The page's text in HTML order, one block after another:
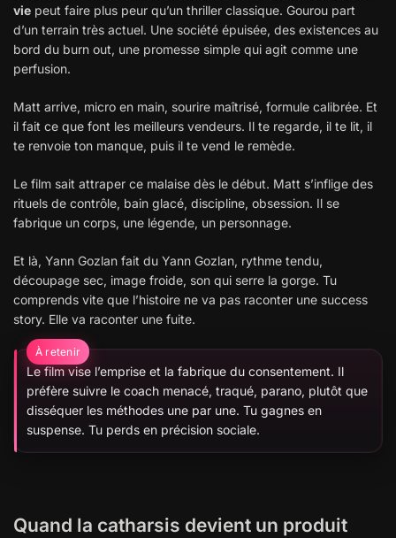
vie peut faire plus peur qu’un thriller classique. Gourou part
d’un terrain très actuel. Une société épuisée, des existences au
bord du burn out, une promesse simple qui agit comme une
perfusion.
Matt arrive, micro en main, sourire maîtrisé, formule calibrée. Et
il fait ce que font les meilleurs vendeurs. Il te regarde, il te lit, il
te renvoie ton manque, puis il te vend le remède.
Le film sait attraper ce malaise dès le début. Matt s’inflige des
rituels de contrôle, bain glacé, discipline, obsession. Il se
fabrique un corps, une légende, un personnage.
Et là, Yann Gozlan fait du Yann Gozlan, rythme tendu,
découpage sec, image froide, son qui serre la gorge. Tu
comprends vite que l’histoire ne va pas raconter une success
story. Elle va raconter une fuite.
Le film vise l’emprise et la fabrique du consentement. Il
préfère suivre le coach menacé, traqué, parano, plutôt que
disséquer les méthodes une par une. Tu gagnes en
suspense. Tu perds en précision sociale.
Quand la catharsis devient un produit